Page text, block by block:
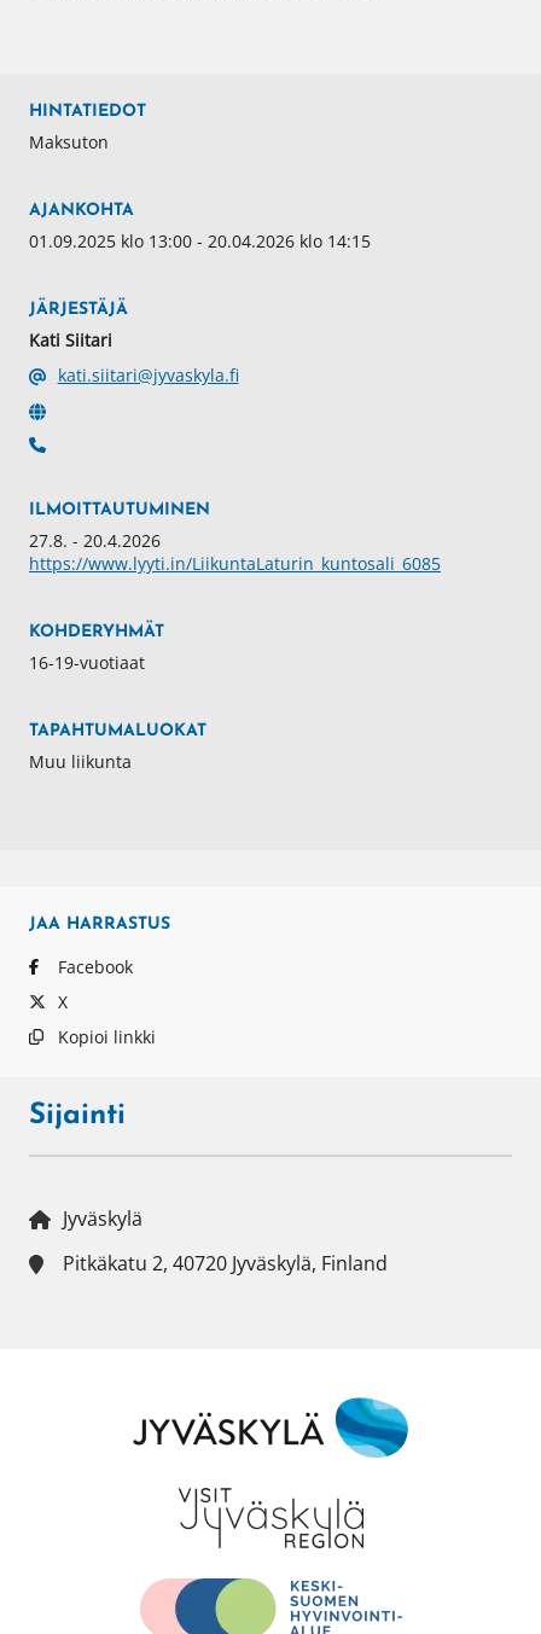
HINTATIEDOT
Maksuton
AJANKOHTA
01.09.2025 klo 13:00 - 20.04.2026 klo 14:15
JÄRJESTÄJÄ
Kati Siitari
kati.siitari@jyvaskyla.fi
ILMOITTAUTUMINEN
27.8. - 20.4.2026
https://www.lyyti.in/LiikuntaLaturin_kuntosali_6085
KOHDERYHMÄT
16-19-vuotiaat
TAPAHTUMALUOKAT
Muu liikunta
JAA HARRASTUS
Facebook
X
Kopioi linkki
Sijainti
Jyväskylä
Pitkäkatu 2, 40720 Jyväskylä, Finland